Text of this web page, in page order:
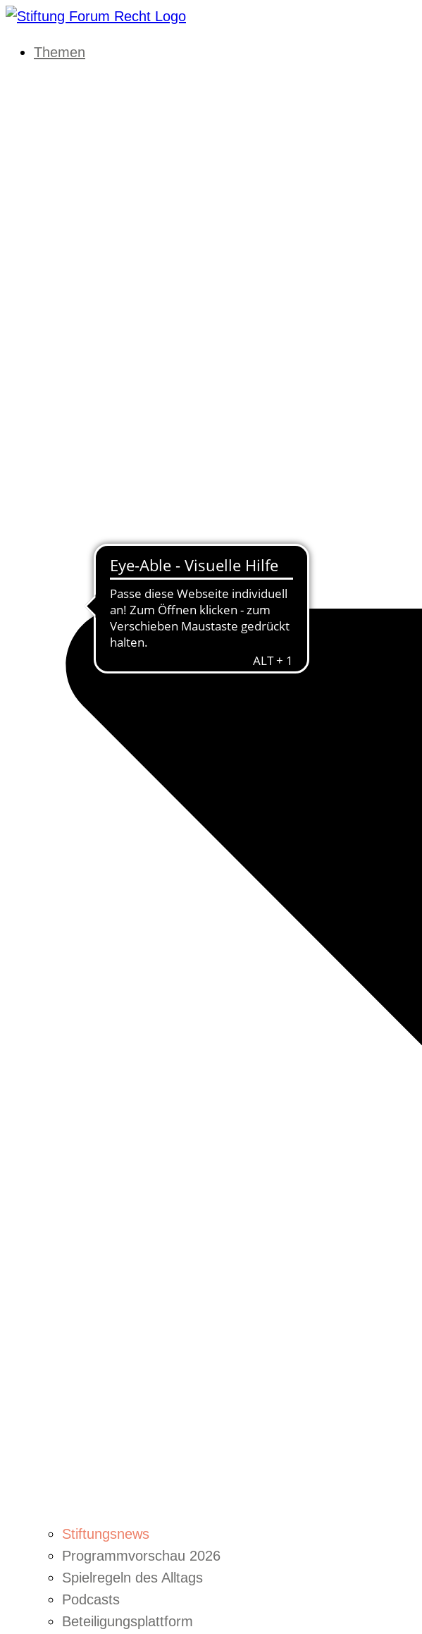
Themen
Stiftungsnews
Programmvorschau 2026
Spielregeln des Alltags
Podcasts
Beteiligungsplattform